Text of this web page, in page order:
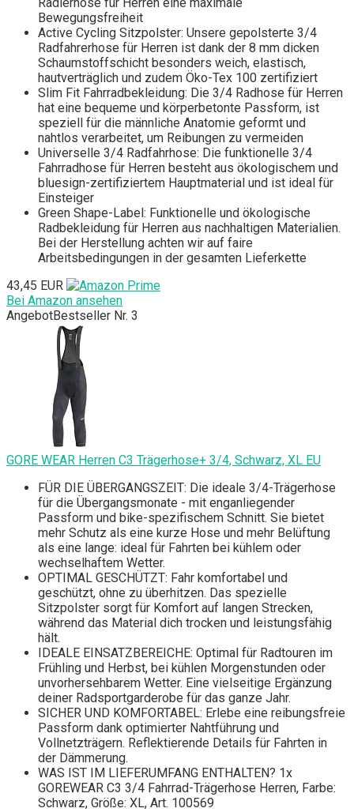
Bewegungsfreiheit
Active Cycling Sitzpolster: Unsere gepolsterte 3/4
Radfahrerhose für Herren ist dank der 8 mm dicken
Schaumstoffschicht besonders weich, elastisch,
hautverträglich und zudem Öko-Tex 100 zertifiziert
Slim Fit Fahrradbekleidung: Die 3/4 Radhose für Herren
hat eine bequeme und körperbetonte Passform, ist
speziell für die männliche Anatomie geformt und
nahtlos verarbeitet, um Reibungen zu vermeiden
Universelle 3/4 Radfahrhose: Die funktionelle 3/4
Fahrradhose für Herren besteht aus ökologischem und
bluesign-zertifiziertem Hauptmaterial und ist ideal für
Einsteiger
Green Shape-Label: Funktionelle und ökologische
Radbekleidung für Herren aus nachhaltigen Materialien.
Bei der Herstellung achten wir auf faire
Arbeitsbedingungen in der gesamten Lieferkette
43,45 EUR
Bei Amazon ansehen
AngebotBestseller Nr. 3
GORE WEAR Herren C3 Trägerhose+ 3/4, Schwarz, XL EU
FÜR DIE ÜBERGANGSZEIT: Die ideale 3/4-Trägerhose
für die Übergangsmonate - mit enganliegender
Passform und bike-spezifischem Schnitt. Sie bietet
mehr Schutz als eine kurze Hose und mehr Belüftung
als eine lange: ideal für Fahrten bei kühlem oder
wechselhaftem Wetter.
OPTIMAL GESCHÜTZT: Fahr komfortabel und
geschützt, ohne zu überhitzen. Das spezielle
Sitzpolster sorgt für Komfort auf langen Strecken,
während das Material dich trocken und leistungsfähig
hält.
IDEALE EINSATZBEREICHE: Optimal für Radtouren im
Frühling und Herbst, bei kühlen Morgenstunden oder
unvorhersehbarem Wetter. Eine vielseitige Ergänzung
deiner Radsportgarderobe für das ganze Jahr.
SICHER UND KOMFORTABEL: Erlebe eine reibungsfreie
Passform dank optimierter Nahtführung und
Vollnetzträgern. Reflektierende Details für Fahrten in
der Dämmerung.
WAS IST IM LIEFERUMFANG ENTHALTEN? 1x
GOREWEAR C3 3/4 Fahrrad-Trägerhose Herren, Farbe:
Schwarz, Größe: XL, Art. 100569